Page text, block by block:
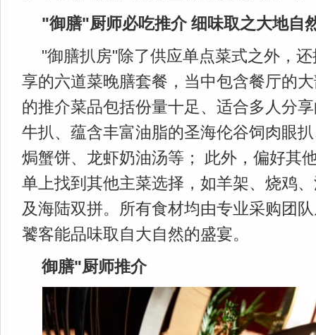
"御膳"厨师必吃推介 细味取之大地自
"御膳扒房"除了供应单点菜式之外，
享的六道菜晚膳套餐，当中包含餐厅的
的推介菜品包括份量十足、适合多人分
牛扒、蕴含丰富油脂的圣海伦谷饲肉眼
焗蟹饼、龙虾奶油汤等； 此外，偏好其
单上找到其他主菜选择，如羊架、烧鸡
及海陆双拼。所有食材均由专业采购团
饕客能品味取自大自然的盛宴。
御膳"厨师推介